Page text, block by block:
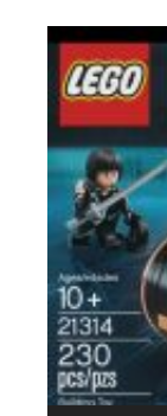
Video-
Player